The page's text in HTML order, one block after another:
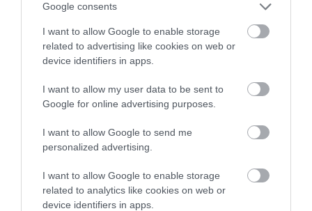
Google consents
I want to allow Google to enable storage
related to advertising like cookies on web or
device identifiers in apps.
I want to allow my user data to be sent to
Google for online advertising purposes.
I want to allow Google to send me
personalized advertising.
I want to allow Google to enable storage
related to analytics like cookies on web or
device identifiers in apps.
5 Hidden Signs You Have Worms Inside Your
Body
53 min